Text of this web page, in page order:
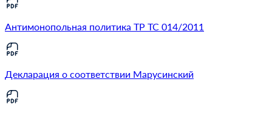
Антимонопольная политика ТР ТС 014/2011
Декларация о соответствии Марусинский